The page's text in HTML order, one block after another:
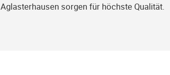
Aglasterhausen sorgen für höchste Qualität.